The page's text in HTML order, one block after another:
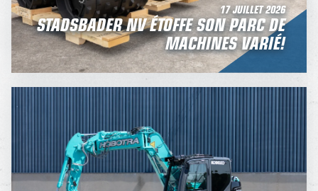
17 JUILLET 2026
STADSBADER NV ÉTOFFE SON PARC DE
MACHINES VARIÉ!